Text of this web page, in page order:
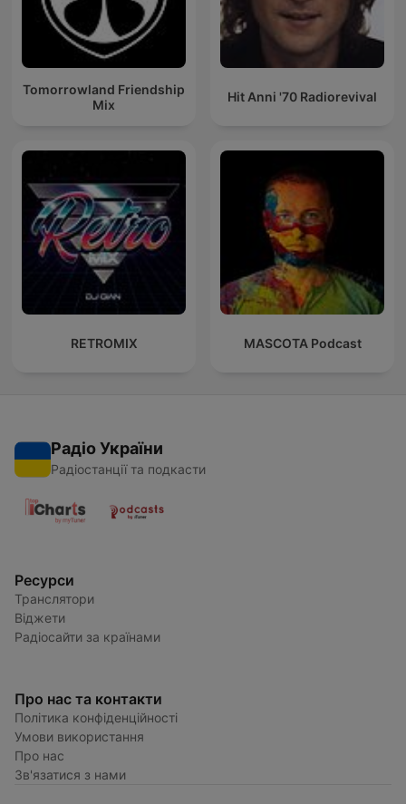
Tomorrowland Friendship
Mix
Hit Anni '70 Radiorevival
RETROMIX MASCOTA Podcast
Радіо України
Радіостанції та подкасти
Ресурси
Транслятори
Віджети
Радіосайти за країнами
Про нас та контакти
Політика конфіденційності
Умови використання
Про нас
Зв'язатися з нами